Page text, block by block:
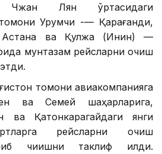
Чжан Лян ўртасидаги
Урумчи -— Қарағанди,
ва Қулжа (Инин) —
мунтазам рейсларни очиш
томони авиакомпанияга
ва Семей шаҳарларига,
ва Қатонкарагайдаги янги
рейсларни очиш
чиқишни таклиф қилди.